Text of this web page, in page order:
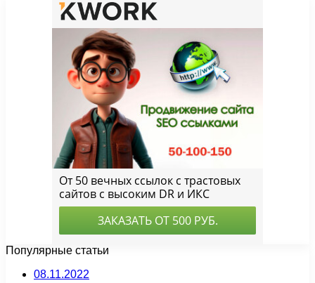
Популярные статьи
08.11.2022